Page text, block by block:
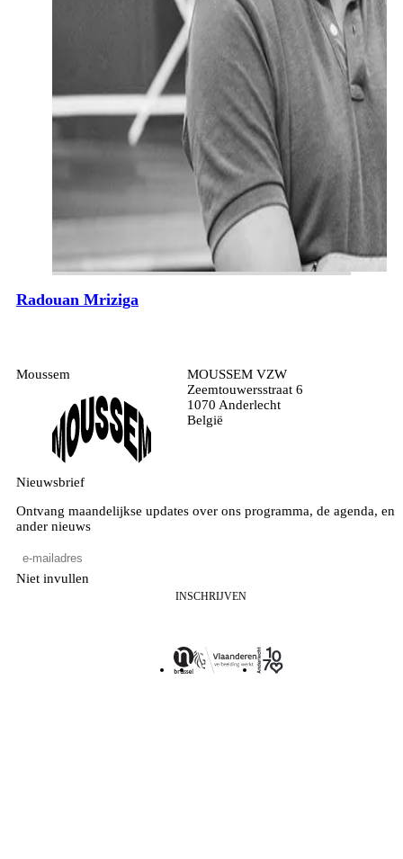
Radouan Mriziga
Moussem
MOUSSEM VZW
Zeemtouwersstraat 6
1070 Anderlecht
België
Nieuwsbrief
Ontvang maandelijkse updates over ons programma, de agenda, en
ander nieuws
Niet invullen
INSCHRIJVEN